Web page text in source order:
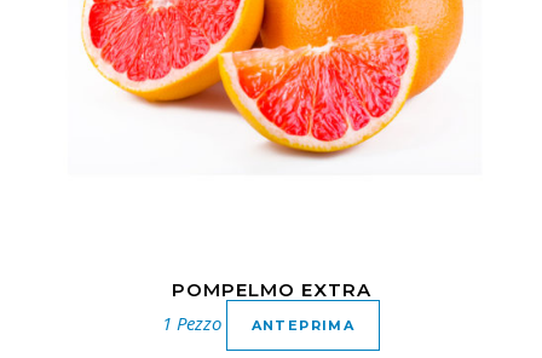
POMPELMO EXTRA
1 Pezzo ANTEPRIMA